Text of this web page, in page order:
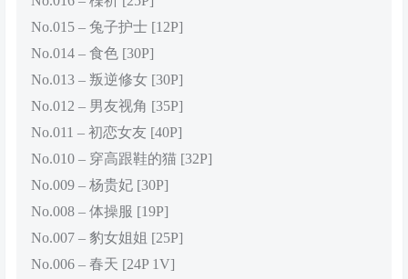
No.015 – 兔子护士 [12P]
No.014 – 食色 [30P]
No.013 – 叛逆修女 [30P]
No.012 – 男友视角 [35P]
No.011 – 初恋女友 [40P]
No.010 – 穿高跟鞋的猫 [32P]
No.009 – 杨贵妃 [30P]
No.008 – 体操服 [19P]
No.007 – 豹女姐姐 [25P]
No.006 – 春天 [24P 1V]